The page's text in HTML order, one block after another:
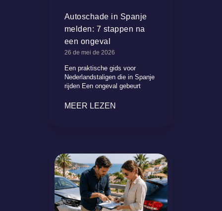
Autoschade in Spanje
melden: 7 stappen na
een ongeval
26 de mei de 2026
Een praktische gids voor
Nederlandstaligen die in Spanje
rijden Een ongeval gebeurt
MEER LEZEN